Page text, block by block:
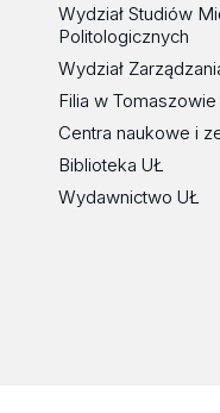
Wydział Studiów
Politologicznych
Wydział
Filia w
Centra naukowe i
Biblioteka UŁ
Wydawnictwo UŁ